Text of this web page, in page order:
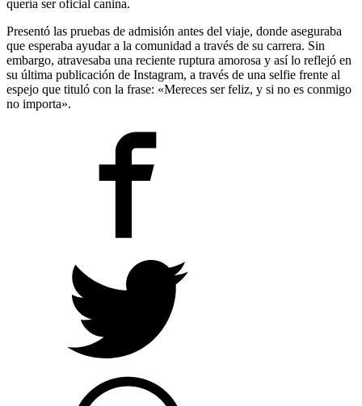
quería ser oficial canina.
Presentó las pruebas de admisión antes del viaje, donde aseguraba
que esperaba ayudar a la comunidad a través de su carrera. Sin
embargo, atravesaba una reciente ruptura amorosa y así lo reflejó en
su última publicación de Instagram, a través de una selfie frente al
espejo que tituló con la frase: «Mereces ser feliz, y si no es conmigo
no importa».